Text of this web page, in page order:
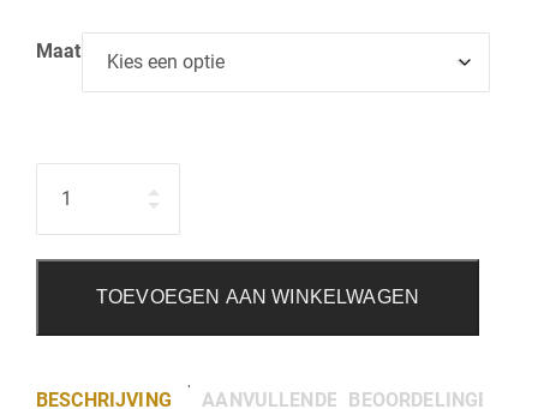
Maat
TOEVOEGEN AAN WINKELWAGEN
BESCHRIJVING AANVULLENDE INFORMATIE
BEOORDELINGEN (0)